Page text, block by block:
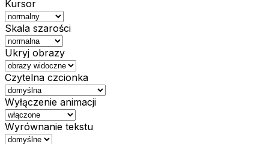
Kursor
Skala szarości
Ukryj obrazy
Czytelna czcionka
Wyłączenie animacji
Wyrównanie tekstu